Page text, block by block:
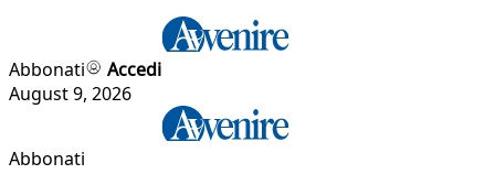
Abbonati
Accedi
August 9, 2026
Abbonati